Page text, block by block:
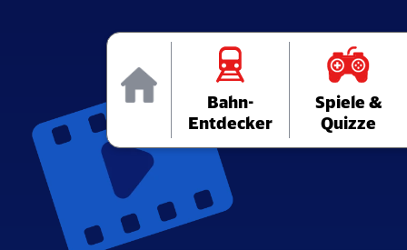
Home
Bahn-
Entdecker
Spiele &
Quizze